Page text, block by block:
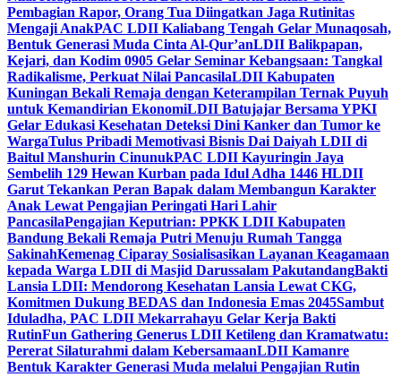
Pembagian Rapor, Orang Tua Diingatkan Jaga Rutinitas
Mengaji AnakPAC LDII Kaliabang Tengah Gelar Munaqosah,
Bentuk Generasi Muda Cinta Al-Qur’anLDII Balikpapan,
Kejari, dan Kodim 0905 Gelar Seminar Kebangsaan: Tangkal
Radikalisme, Perkuat Nilai PancasilaLDII Kabupaten
Kuningan Bekali Remaja dengan Keterampilan Ternak Puyuh
untuk Kemandirian EkonomiLDII Batujajar Bersama YPKI
Gelar Edukasi Kesehatan Deteksi Dini Kanker dan Tumor ke
WargaTulus Pribadi Memotivasi Bisnis Dai Daiyah LDII di
Baitul Manshurin CinunukPAC LDII Kayuringin Jaya
Sembelih 129 Hewan Kurban pada Idul Adha 1446 HLDII
Garut Tekankan Peran Bapak dalam Membangun Karakter
Anak Lewat Pengajian Peringati Hari Lahir
PancasilaPengajian Keputrian: PPKK LDII Kabupaten
Bandung Bekali Remaja Putri Menuju Rumah Tangga
SakinahKemenag Ciparay Sosialisasikan Layanan Keagamaan
kepada Warga LDII di Masjid Darussalam PakutandangBakti
Lansia LDII: Mendorong Kesehatan Lansia Lewat CKG,
Komitmen Dukung BEDAS dan Indonesia Emas 2045Sambut
Iduladha, PAC LDII Mekarrahayu Gelar Kerja Bakti
RutinFun Gathering Generus LDII Ketileng dan Kramatwatu:
Pererat Silaturahmi dalam KebersamaanLDII Kamanre
Bentuk Karakter Generasi Muda melalui Pengajian Rutin